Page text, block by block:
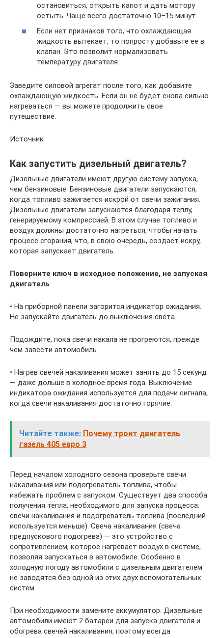
остановиться, открыть капот и дать мотору
остыть. Чаще всего достаточно 10–15 минут.
Если нет признаков того, что охлаждающая
жидкость вытекает, то попросту добавьте ее в
клапан. Это позволит нормализовать
температуру двигателя.
Заведите силовой агрегат после того, как добавите
охлаждающую жидкость. Если он не будет снова сильно
нагреваться — вы можете продолжить свое
путешествие.
Источник
Как запустить дизельный двигатель?
Дизельные двигатели имеют другую систему запуска,
чем бензиновые. Бензиновые двигатели запускаются,
когда топливо зажигается искрой от свечи зажигания.
Дизельные двигатели запускаются благодаря теплу,
генерируемому компрессией. В этом случае топливо и
воздух должны достаточно нагреться, чтобы начать
процесс сгорания, что, в свою очередь, создает искру,
которая запускает двигатель.
Поверните ключ в исходное положение, не запуская
двигатель
• На приборной панели загорится индикатор ожидания.
Не запускайте двигатель до выключения света.
Подождите, пока свечи накала не прогреются, прежде
чем завести автомобиль
• Нагрев свечей накаливания может занять до 15 секунд
— даже дольше в холодное время года. Выключение
индикатора ожидания используется для подачи сигнала,
когда свечи накаливания достаточно горячие.
Читайте также: Почему троит двигатель
газель 405 евро 3
Перед началом холодного сезона проверьте свечи
накаливания или подогреватель топлива, чтобы
избежать проблем с запуском. Существует два способа
получения тепла, необходимого для запуска процесса:
свечи накаливания и подогреватель топлива (последний
используется меньше). Свеча накаливания (свеча
предпускового подогрева) — это устройство с
сопротивлением, которое нагревает воздух в системе,
позволяя запускаться в автомобиле. Особенно в
холодную погоду автомобили с дизельным двигателем
не заводятся без одной из этих двух вспомогательных
систем.
При необходимости замените аккумулятор. Дизельные
автомобили имеют 2 батареи для запуска двигателя и
обогрева свечей накаливания, поэтому всегда